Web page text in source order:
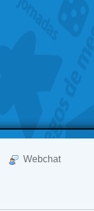
Webchat